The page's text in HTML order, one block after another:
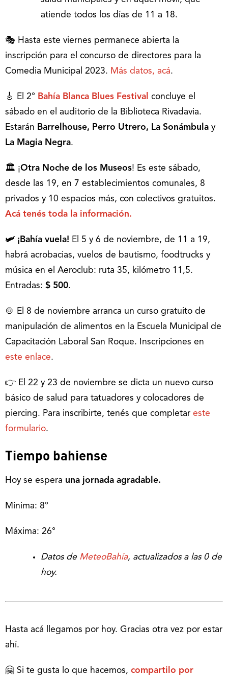
atiende todos los días de 11 a 18.
🎭 Hasta este viernes permanece abierta la
inscripción para el concurso de directores para la
Comedia Municipal 2023. Más datos, acá.
🎸 El 2° Bahía Blanca Blues Festival concluye el
sábado en el auditorio de la Biblioteca Rivadavia.
Estarán Barrelhouse, Perro Utrero, La Sonámbula y
La Magia Negra.
🏛 ¡Otra Noche de los Museos! Es este sábado,
desde las 19, en 7 establecimientos comunales, 8
privados y 10 espacios más, con colectivos gratuitos.
Acá tenés toda la información.
🛩 ¡Bahía vuela! El 5 y 6 de noviembre, de 11 a 19,
habrá acrobacias, vuelos de bautismo, foodtrucks y
música en el Aeroclub: ruta 35, kilómetro 11,5.
Entradas: $ 500.
🍲 El 8 de noviembre arranca un curso gratuito de
manipulación de alimentos en la Escuela Municipal de
Capacitación Laboral San Roque. Inscripciones en
este enlace.
👉 El 22 y 23 de noviembre se dicta un nuevo curso
básico de salud para tatuadores y colocadores de
piercing. Para inscribirte, tenés que completar este
formulario.
Tiempo bahiense
Hoy se espera una jornada agradable.
Mínima: 8°
Máxima: 26°
Datos de MeteoBahía, actualizados a las 0 de
hoy.
Hasta acá llegamos por hoy. Gracias otra vez por estar
ahí.
🤗 Si te gusta lo que hacemos, compartilo por